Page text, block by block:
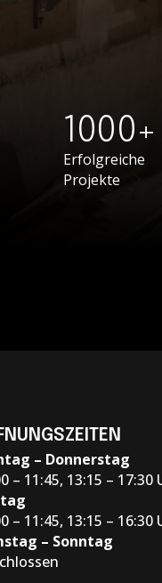
1000+
Erfolgreiche
Projekte
– Donnerstag
– 11:45, 13:15 – 17:30
– 11:45, 13:15 – 16:30
– Sonntag